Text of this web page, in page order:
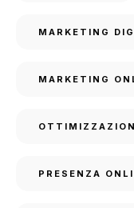
MARKETING
MARKETING
PRESENZA